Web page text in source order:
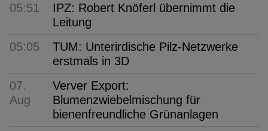
05:51
IPZ: Robert Knöferl übernimmt die
Leitung
05:05
TUM: Unterirdische Pilz-Netzwerke
erstmals in 3D
07.
Aug
Verver Export:
Blumenzwiebelmischung für
bienenfreundliche Grünanlagen